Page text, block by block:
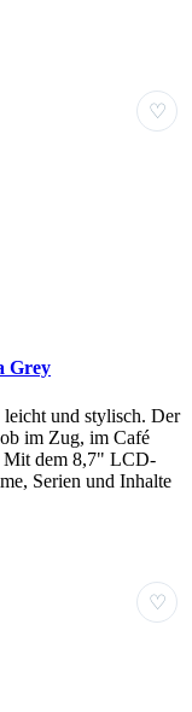
♡
Grey
und stylisch. Der
im Zug, im Café
Mit dem 8,7" LCD-
Serien und Inhalte
♡